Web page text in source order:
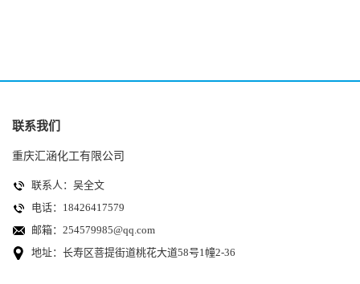
联系我们
重庆汇涵化工有限公司
联系人：吴全文
电话：18426417579
邮箱： 254579985@qq.com
地址：长寿区菩提街道桃花大道58号1幢2-36